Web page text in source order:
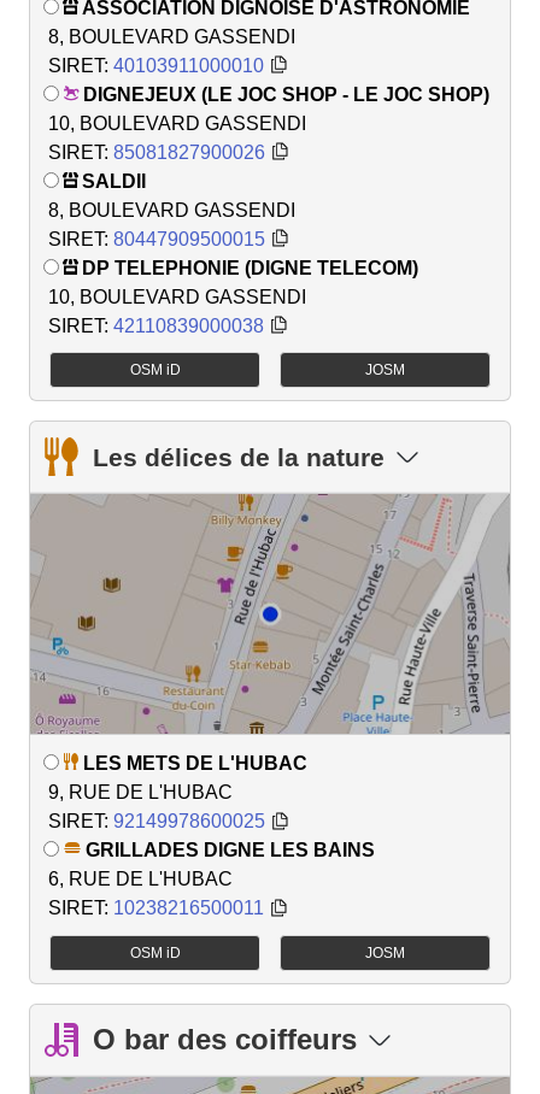
ASSOCIATION DIGNOISE D'ASTRONOMIE
8, BOULEVARD GASSENDI
SIRET: 40103911000010
DIGNEJEUX (LE JOC SHOP - LE JOC SHOP)
10, BOULEVARD GASSENDI
SIRET: 85081827900026
SALDII
8, BOULEVARD GASSENDI
SIRET: 80447909500015
DP TELEPHONIE (DIGNE TELECOM)
10, BOULEVARD GASSENDI
SIRET: 42110839000038
OSM iD JOSM
Les délices de la nature
LES METS DE L'HUBAC
9, RUE DE L'HUBAC
SIRET: 92149978600025
GRILLADES DIGNE LES BAINS
6, RUE DE L'HUBAC
SIRET: 10238216500011
OSM iD JOSM
O bar des coiffeurs